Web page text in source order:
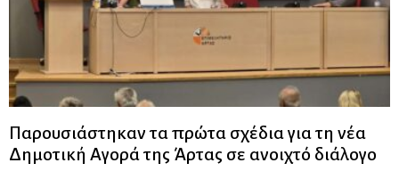
Παρουσιάστηκαν τα πρώτα σχέδια για τη νέα
Δημοτική Αγορά της Άρτας σε ανοιχτό διάλογο